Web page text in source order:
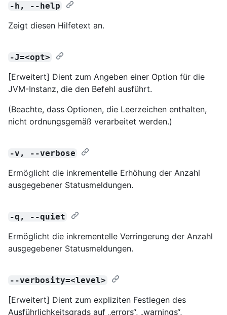
-h, --help
Zeigt diesen Hilfetext an.
-J=<opt>
[Erweitert] Dient zum Angeben einer Option für die
JVM-Instanz, die den Befehl ausführt.
(Beachte, dass Optionen, die Leerzeichen enthalten,
nicht ordnungsgemäß verarbeitet werden.)
-v, --verbose
Ermöglicht die inkrementelle Erhöhung der Anzahl
ausgegebener Statusmeldungen.
-q, --quiet
Ermöglicht die inkrementelle Verringerung der Anzahl
ausgegebener Statusmeldungen.
--verbosity=<level>
[Erweitert] Dient zum expliziten Festlegen des
Ausführlichkeitsgrads auf „errors“, „warnings“,